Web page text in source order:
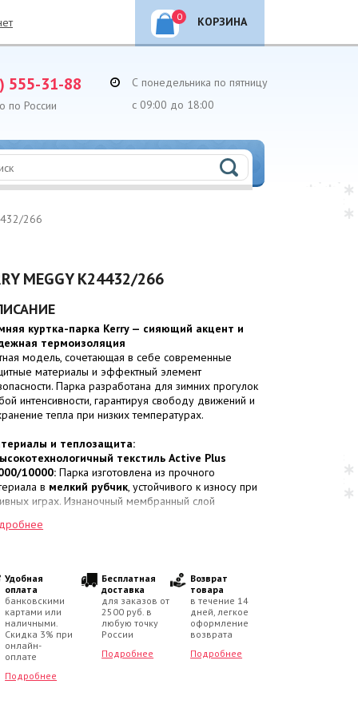
КОРЗИНА
0
555-31-88
по России
С понедельника по пятницу
с 09:00 до 18:00
266
MEGGY K24432/266
куртка-парка Kerry — сияющий акцент и
термоизоляция
модель, сочетающая в себе современные
материалы и эффектный элемент
Парка разработана для зимних прогулок
интенсивности, гарантируя свободу движений и
тепла при низких температурах.
и теплозащита:
текстиль Active Plus
10000: Парка изготовлена из прочного
в мелкий рубчик, устойчивого к износу при
играх. Изнаночный мембранный слой
естественную вентиляцию.
тепло гораздо эффективнее
аналогов. Он не создает лишней тяжести,
сбивается в комки в процессе носки и легко
форму.
Температурный режим:Тепловой комфорт в
от 0 до -30 °C
особенности и детали:
Удобная
оплата
банковскими
картами или
наличными.
Скидка 3% при
онлайн-
оплате
Подробнее
Бесплатная
доставка
для заказов от
2500 руб. в
любую точку
России
Подробнее
Возврат
товара
в течение 14
дней, легкое
оформление
возврата
Подробнее